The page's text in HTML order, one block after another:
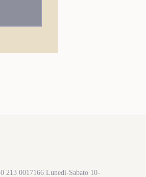
213 0017166 Lunedi-Sabato 10-